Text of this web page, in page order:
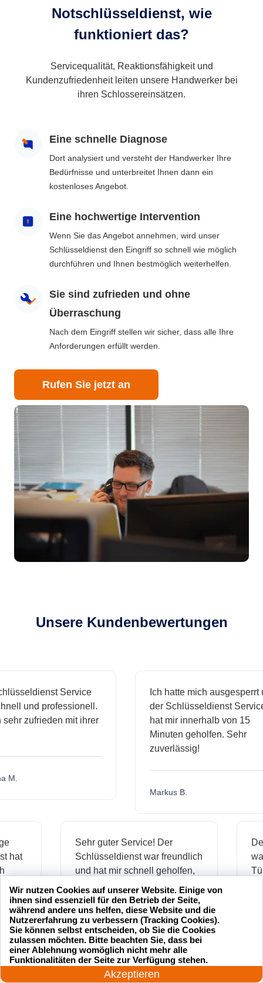
Notschlüsseldienst, wie
funktioniert das?
Servicequalität, Reaktionsfähigkeit und
Kundenzufriedenheit leiten unsere Handwerker bei
ihren Schlossereinsätzen.
Eine schnelle Diagnose
Dort analysiert und versteht der Handwerker Ihre
Bedürfnisse und unterbreitet Ihnen dann ein
kostenloses Angebot.
Eine hochwertige Intervention
Wenn Sie das Angebot annehmen, wird unser
Schlüsseldienst den Eingriff so schnell wie möglich
durchführen und Ihnen bestmöglich weiterhelfen.
Sie sind zufrieden und ohne
Überraschung
Nach dem Eingriff stellen wir sicher, dass alle Ihre
Anforderungen erfüllt werden.
Rufen Sie jetzt an
Unsere Kundenbewertungen
Service
und professionell.
zufrieden mit ihrer
Ich hatte mich ausgesperrt und
der Schlüsseldienst Service
hat mir innerhalb von 15
Minuten geholfen. Sehr
zuverlässig!
Markus B.
hat
Sehr guter Service! Der
Schlüsseldienst war freundlich
und hat mir schnell geholfen,
als ich meine Schlüssel
verloren hatte.
Jonas M.
24 Stunden am Tag
Akzeptieren
Wir nutzen Cookies auf unserer Website. Einige von
ihnen sind essenziell für den Betrieb der Seite,
während andere uns helfen, diese Website und die
Nutzererfahrung zu verbessern (Tracking Cookies).
Sie können selbst entscheiden, ob Sie die Cookies
zulassen möchten. Bitte beachten Sie, dass bei
einer Ablehnung womöglich nicht mehr alle
Funktionalitäten der Seite zur Verfügung stehen.